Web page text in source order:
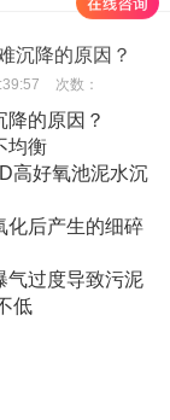
沉降的原因？
次数：
的原因？
均衡
高好氧池泥水沉
后产生的细碎
过度导致污泥
低